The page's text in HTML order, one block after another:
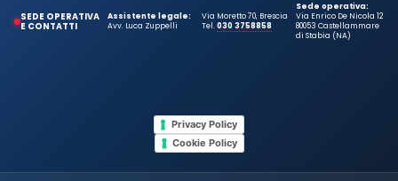
SEDE OPERATIVA
E CONTATTI
Assistente legale:
Avv. Luca Zuppelli
Via Moretto 70, Brescia
Tel.030 3758858
Sede operativa:
Via Enrico De Nicola 12
80053 Castellammare
di Stabia (NA)
Privacy Policy
Cookie Policy